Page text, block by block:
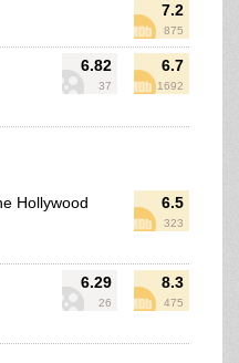
7.2
875
6.82
37
6.7
1692
6.5
323
Hollywood
6.29
26
8.3
475